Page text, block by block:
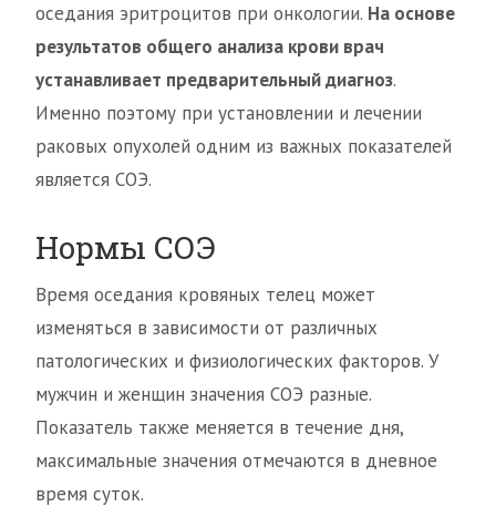
оседания эритроцитов при онкологии. На основе
результатов общего анализа крови врач
устанавливает предварительный диагноз.
Именно поэтому при установлении и лечении
раковых опухолей одним из важных показателей
является СОЭ.
Нормы СОЭ
Время оседания кровяных телец может
изменяться в зависимости от различных
патологических и физиологических факторов. У
мужчин и женщин значения СОЭ разные.
Показатель также меняется в течение дня,
максимальные значения отмечаются в дневное
время суток.